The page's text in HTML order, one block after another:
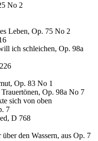
No 2
Leben, Op. 75 No 2
ich schleichen, Op. 98a
Op. 83 No 1
Op. 98a No 7
sich von oben
7
D 768
den Wassern, aus Op. 7